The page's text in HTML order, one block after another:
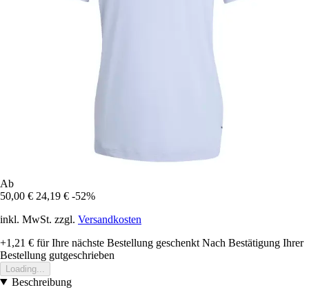
Ab
50,00 € 24,19 € -52%
inkl. MwSt. zzgl. Versandkosten
+1,21 € für Ihre nächste Bestellung geschenkt Nach Bestätigung Ihrer
Bestellung gutgeschrieben
Loading...
Beschreibung